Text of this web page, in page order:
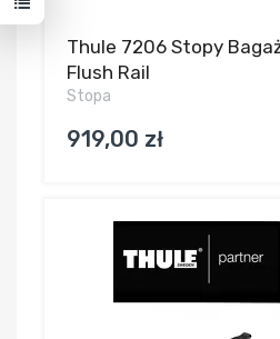
Thule 7206 Stopy
Flush Rail
Stopa
919,00 zł